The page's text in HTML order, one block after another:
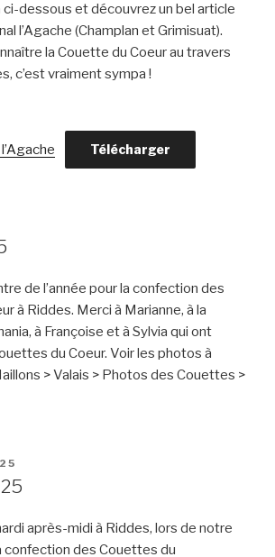
ci-dessous et découvrez un bel article
l’Agache (Champlan et Grimisuat).
la Couette du Coeur au travers
c’est vraiment sympa !
Télécharger
de l’année pour la confection des
à Riddes. Merci à Marianne, à la
à Françoise et à Sylvia qui ont
du Coeur. Voir les photos à
> Valais > Photos des Couettes >
après-midi à Riddes, lors de notre
confection des Couettes du